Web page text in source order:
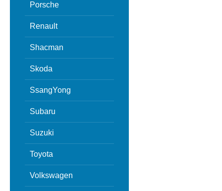
Porsche
Renault
Shacman
Skoda
SsangYong
Subaru
Suzuki
Toyota
Volkswagen